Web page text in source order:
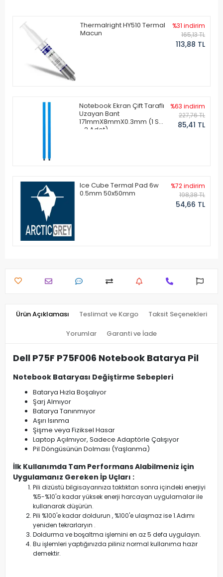
Thermalright HY510 Termal
Macun
%31 indirim
165,13 TL
113,88 TL
Notebook Ekran Çift Taraflı
Uzayan Bant
171mmX8mmX0.3mm (1 Set
- 2 Adet)
%63 indirim
227,76 TL
85,41 TL
Ice Cube Termal Pad 6w
0.5mm 50x50mm
%72 indirim
198,38 TL
54,66 TL
Ürün Açıklaması Teslimat ve Kargo Taksit Seçenekleri
Yorumlar Garanti ve İade
Dell P75F P75F006 Notebook Batarya Pil
Notebook Bataryası Değiştirme Sebepleri
Batarya Hızla Boşalıyor
Şarj Almıyor
Batarya Tanınmıyor
Aşırı Isınma
Şişme veya Fiziksel Hasar
Laptop Açılmıyor, Sadece Adaptörle Çalışıyor
Pil Döngüsünün Dolması (Yaşlanma)
İlk Kullanımda Tam Performans Alabilmeniz için
Uygulamanız Gereken İp Uçları :
Pili dizüstü bilgisayarınıza taktıktan sonra içindeki enerjiyi
%5-%10'a kadar yüksek enerji harcayan uygulamalar ile
kullanarak düşürün.
Pili %100'e kadar doldurun , %100'e ulaşmaz ise 1.Adımı
yeniden tekrarlaryın .
Doldurma ve boşaltma işlemini en az 5 defa uygulayın.
Bu işlemleri yaptığınızda piliniz normal kullanıma hazır
demektir.